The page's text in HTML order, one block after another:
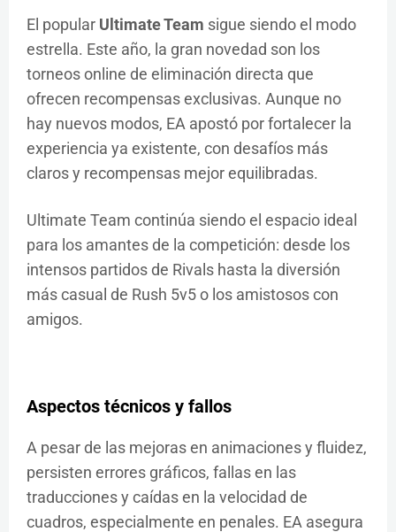
El popular Ultimate Team sigue siendo el modo
estrella. Este año, la gran novedad son los
torneos online de eliminación directa que
ofrecen recompensas exclusivas. Aunque no
hay nuevos modos, EA apostó por fortalecer la
experiencia ya existente, con desafíos más
claros y recompensas mejor equilibradas.
Ultimate Team continúa siendo el espacio ideal
para los amantes de la competición: desde los
intensos partidos de Rivals hasta la diversión
más casual de Rush 5v5 o los amistosos con
amigos.
Aspectos técnicos y fallos
A pesar de las mejoras en animaciones y fluidez,
persisten errores gráficos, fallas en las
traducciones y caídas en la velocidad de
cuadros, especialmente en penales. EA asegura